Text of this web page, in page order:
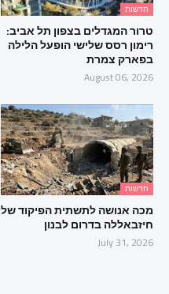
חדשות
טרור המגדלים בצפון תל אביב:
רימון רסס שלישי הופעל הלילה
בפארק צמרת
August 06, 2026
חדשות
מכה אנושה לתשתית הפיקוד של
חיזבאללה בדרום לבנון
July 31, 2026